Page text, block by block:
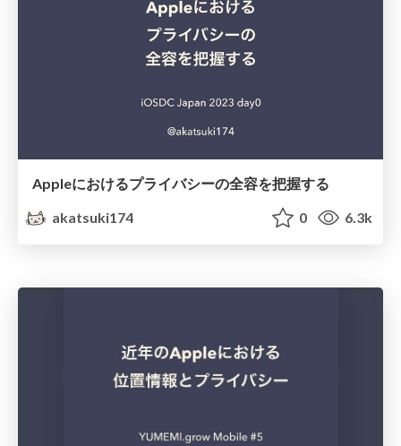
Appleにおけるプライバシーの全容を把握する
akatsuki174
0 6.3k